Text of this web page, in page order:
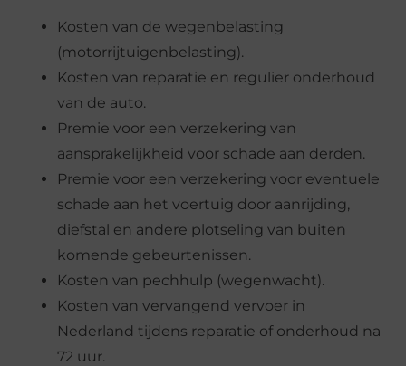
Kosten van de wegenbelasting
(motorrijtuigenbelasting).
Kosten van reparatie en regulier onderhoud
van de auto.
Premie voor een verzekering van
aansprakelijkheid voor schade aan derden.
Premie voor een verzekering voor eventuele
schade aan het voertuig door aanrijding,
diefstal en andere plotseling van buiten
komende gebeurtenissen.
Kosten van pechhulp (wegenwacht).
Kosten van vervangend vervoer in
Nederland tijdens reparatie of onderhoud na
72 uur.